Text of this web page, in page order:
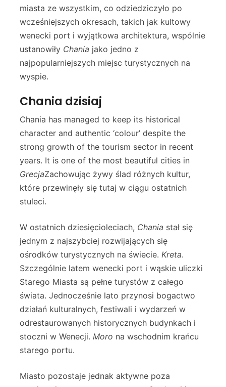
miasta ze wszystkim, co odziedziczyło po
wcześniejszych okresach, takich jak kultowy
wenecki port i wyjątkowa architektura, wspólnie
ustanowiły Chania jako jedno z
najpopularniejszych miejsc turystycznych na
wyspie.
Chania dzisiaj
Chania has managed to keep its historical
character and authentic ‘colour’ despite the
strong growth of the tourism sector in recent
years. It is one of the most beautiful cities in
GrecjaZachowując żywy ślad różnych kultur,
które przewinęły się tutaj w ciągu ostatnich
stuleci.
W ostatnich dziesięcioleciach, Chania stał się
jednym z najszybciej rozwijających się
ośrodków turystycznych na świecie. Kreta.
Szczególnie latem wenecki port i wąskie uliczki
Starego Miasta są pełne turystów z całego
świata. Jednocześnie lato przynosi bogactwo
działań kulturalnych, festiwali i wydarzeń w
odrestaurowanych historycznych budynkach i
stoczni w Wenecji. Moro na wschodnim krańcu
starego portu.
Miasto pozostaje jednak aktywne poza